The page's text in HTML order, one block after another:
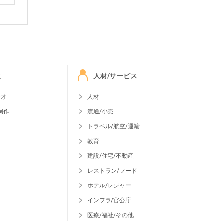
作
人材/サービス
人材
流通/小売
トラベル/航空/運輸
教育
建設/住宅/不動産
レストラン/フード
ホテル/レジャー
インフラ/官公庁
医療/福祉/その他